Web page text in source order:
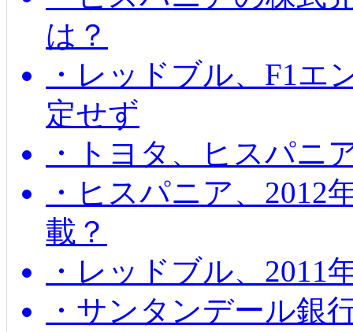
は？
・レッドブル、F1エ
定せず
・トヨタ、ヒスパニ
・ヒスパニア、2012
載？
・レッドブル、2011
・サンタンデール銀